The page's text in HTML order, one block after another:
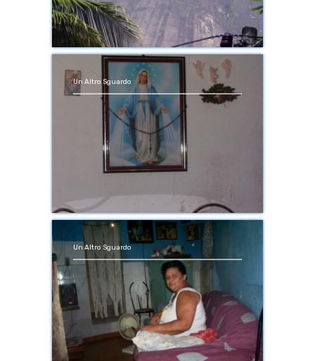
Un Altro Sguardo
Un Altro Sguardo